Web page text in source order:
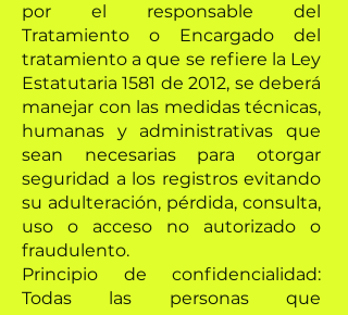
por el responsable del
Tratamiento o Encargado del
tratamiento a que se refiere la Ley
Estatutaria 1581 de 2012, se deberá
manejar con las medidas técnicas,
humanas y administrativas que
sean necesarias para otorgar
seguridad a los registros evitando
su adulteración, pérdida, consulta,
uso o acceso no autorizado o
fraudulento.
Principio de confidencialidad:
Todas las personas que